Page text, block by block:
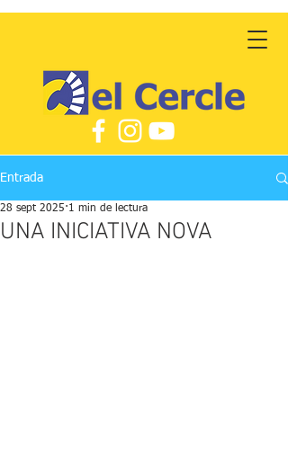
Entrada
UNA INICIATIVA NOVA
28 sept 2025 1 min de lectura